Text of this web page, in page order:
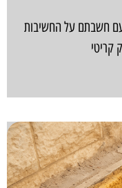
חשבתם על החשיבות
קריטי